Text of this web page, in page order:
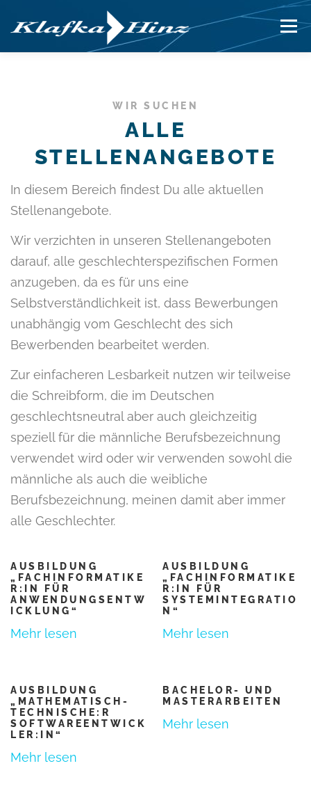
Inhalt
springen
Menü
KARRIERE
WIR SUCHEN
ALLE
STELLENANGEBOTE
In diesem Bereich findest Du alle aktuellen
Stellenangebote.
Wir verzichten in unseren Stellenangeboten
darauf, alle geschlechterspezifischen Formen
anzugeben, da es für uns eine
Selbstverständlichkeit ist, dass Bewerbungen
unabhängig vom Geschlecht des sich
Bewerbenden bearbeitet werden.
Zur einfacheren Lesbarkeit nutzen wir teilweise
die Schreibform, die im Deutschen
geschlechtsneutral aber auch gleichzeitig
speziell für die männliche Berufsbezeichnung
verwendet wird oder wir verwenden sowohl die
männliche als auch die weibliche
Berufsbezeichnung, meinen damit aber immer
alle Geschlechter.
AUSBILDUNG
„FACHINFORMATIKE
R:IN FÜR
ANWENDUNGSENTW
ICKLUNG“
Mehr lesen
AUSBILDUNG
„FACHINFORMATIKE
R:IN FÜR
SYSTEMINTEGRATIO
N“
Mehr lesen
AUSBILDUNG
„MATHEMATISCH-
TECHNISCHE:R
SOFTWAREENTWICK
LER:IN“
Mehr lesen
BACHELOR- UND
MASTERARBEITEN
Mehr lesen